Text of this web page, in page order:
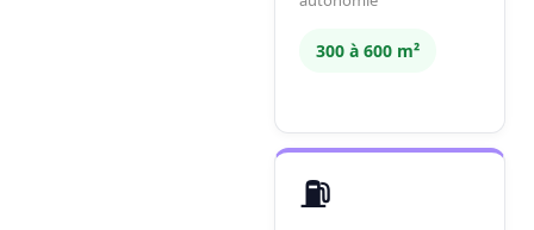
300 à 600 m²
⛽